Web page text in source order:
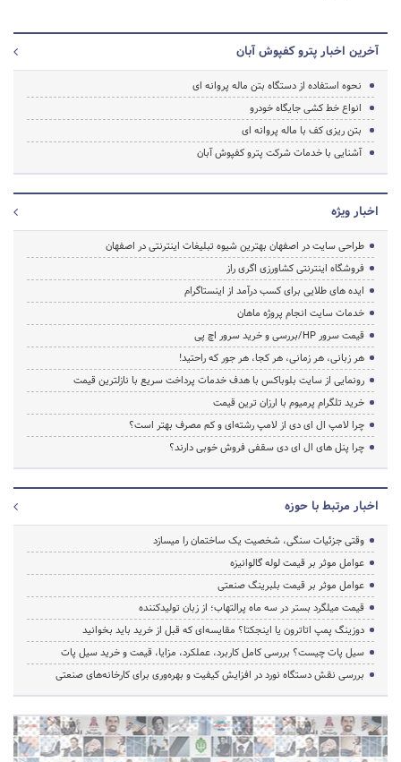
آخرین اخبار پترو کفپوش آبان
نحوه استفاده از دستگاه بتن ماله پروانه ای
انواع خط کشی جایگاه خودرو
بتن ریزی کف با ماله پروانه ای
آشنایی با خدمات شرکت پترو کفپوش آبان
اخبار ویژه
طراحی سایت در اصفهان بهترین شیوه تبلیغات اینترنتی در اصفهان
فروشگاه اینترنتی کشاورزی اگری راز
ایده های طلایی برای کسب درآمد از اینستاگرام
خدمات سایت انجام پروژه ماهان
قیمت سرور HP/بررسی و خرید سرور اچ پی
هر زبانی، هر زمانی، هر کجا، هر جور که راحتید!
رونمایی از سایت بلوباکس با هدف خدمات پرداخت سریع با نازلترین قیمت
خرید تلگرام پرمیوم با ارزان ترین قیمت
چرا لامپ ال ای دی از لامپ رشته‌ای و کم مصرف بهتر است؟
چرا پنل های ال ای دی سقفی فروش خوبی دارند؟
اخبار مرتبط با حوزه
وقتی جزئیات سنگی، شخصیت یک ساختمان را میسازد
عوامل موثر بر قیمت لوله گالوانیزه
عوامل موثر بر قیمت بلبرینگ صنعتی
قیمت میلگرد بستر در سه ماه پرالتهاب؛ از زبان تولیدکننده
دوزینگ پمپ اتاترون یا اینجکتا؟ مقایسه‌ای که قبل از خرید باید بخوانید
سیل پات چیست؟ بررسی کامل کاربرد، عملکرد، مزایا، قیمت و خرید سیل پات
بررسی نقش دستگاه نورد در افزایش کیفیت و بهره‌وری برای کارخانه‌های صنعتی